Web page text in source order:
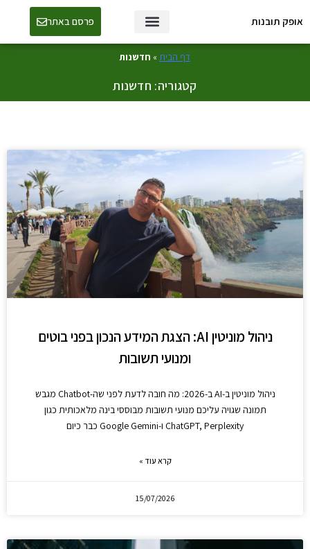
אופק תובנות פרסם באתר
דף הבית» חדשנות
קטגוריה: חדשנות
ניהול מוניטין AI: הצגת המידע הנכון בפני בוטים
ומנועי תשובות
ניהול מוניטין ב-AI ב-2026: מה חובה לדעת לפני שה-Chatbot מגבש
תמונה שגויה עליכם מנועי תשובות מבוססי בינה מלאכותית כגון
ChatGPT, Perplexity ו-Google Gemini כבר כיום
קרא עוד »
15/07/2026